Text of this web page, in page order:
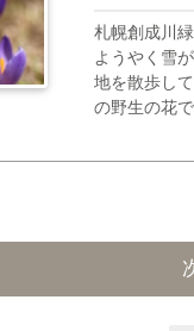
札幌創成川
ようやく雪
地を散歩し
の野生の花
フランでし
Crocus ・